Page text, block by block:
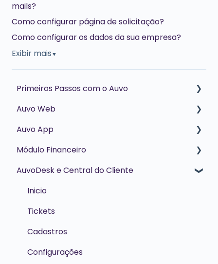
mails?
Como configurar página de solicitação?
Como configurar os dados da sua empresa?
Exibir mais▼
Primeiros Passos com o Auvo
Por onde começar? Cadastros principais!
Agenda | Crie as atividades da sua equipe!
Execução de tarefas | Como meu técnico
Auvo Web
Pesquisa de Satisfação
Colaboradores
Clientes
Notificações
Equipamentos
Relatórios
Reembolso de KM
Auvo App
Primeiros Passos
Tarefas
Suporte
Despesas
Clientes
Chat/Conversas
Módulo Financeiro
Funcionalidades | Como utilizar o Mód.
AuvoDesk e Central do Cliente
Inicio
Tickets
Cadastros
Configurações